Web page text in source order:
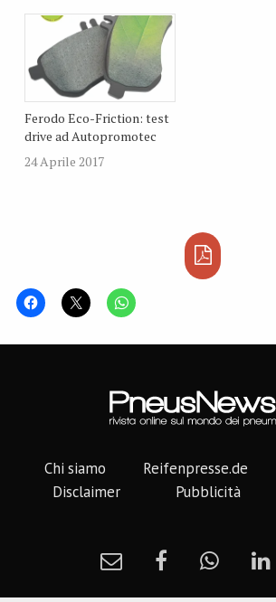
Ferodo Eco-Friction: test
drive ad Autopromotec
24 Aprile 2017
Chi siamo Reifenpresse.de
Disclaimer
Pubblicità